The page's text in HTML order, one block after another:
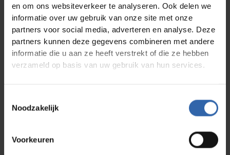
en om ons websiteverkeer te analyseren. Ook delen we
informatie over uw gebruik van onze site met onze
partners voor social media, adverteren en analyse. Deze
partners kunnen deze gegevens combineren met andere
informatie die u aan ze heeft verstrekt of die ze hebben
verzameld op basis van uw gebruik van hun services.
Noodzakelijk
Voorkeuren
Een leider met prestatiedrang herkent vooral
ambitie. Een harmoniegerichte manager ziet vooral
samenwerking.
Die aannames kleuren beslissingen bij selectie,
beoordelingen leiderschapsontwikkeling, en
kosten organisaties energie, tijd en talent.
maakt ruimte voor gesprekken op inzicht in plaats
van op interpretatie.
Leiderschap dat meet wat ertoe doet